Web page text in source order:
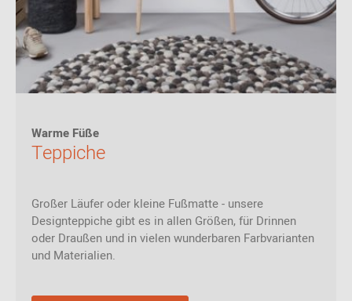
Warme Füße
Teppiche
Großer Läufer oder kleine Fußmatte - unsere
Designteppiche gibt es in allen Größen, für Drinnen
oder Draußen und in vielen wunderbaren Farbvarianten
und Materialien.